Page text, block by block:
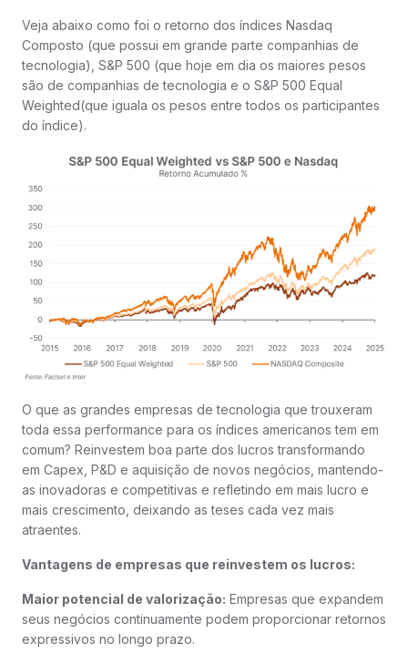
Veja abaixo como foi o retorno dos índices Nasdaq
Composto (que possui em grande parte companhias de
tecnologia), S&P 500 (que hoje em dia os maiores pesos
são de companhias de tecnologia e o S&P 500 Equal
Weighted(que iguala os pesos entre todos os participantes
do índice).
O que as grandes empresas de tecnologia que trouxeram
toda essa performance para os índices americanos tem em
comum? Reinvestem boa parte dos lucros transformando
em Capex, P&D e aquisição de novos negócios, mantendo-
as inovadoras e competitivas e refletindo em mais lucro e
mais crescimento, deixando as teses cada vez mais
atraentes.
Vantagens de empresas que reinvestem os lucros:
Maior potencial de valorização: Empresas que expandem
seus negócios continuamente podem proporcionar retornos
expressivos no longo prazo.